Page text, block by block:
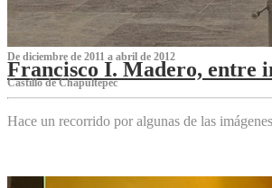
De diciembre de 2011 a abril de 2012
Francisco I. Madero, entre
Castillo de Chapultepec
Hace un recorrido por algunas de las